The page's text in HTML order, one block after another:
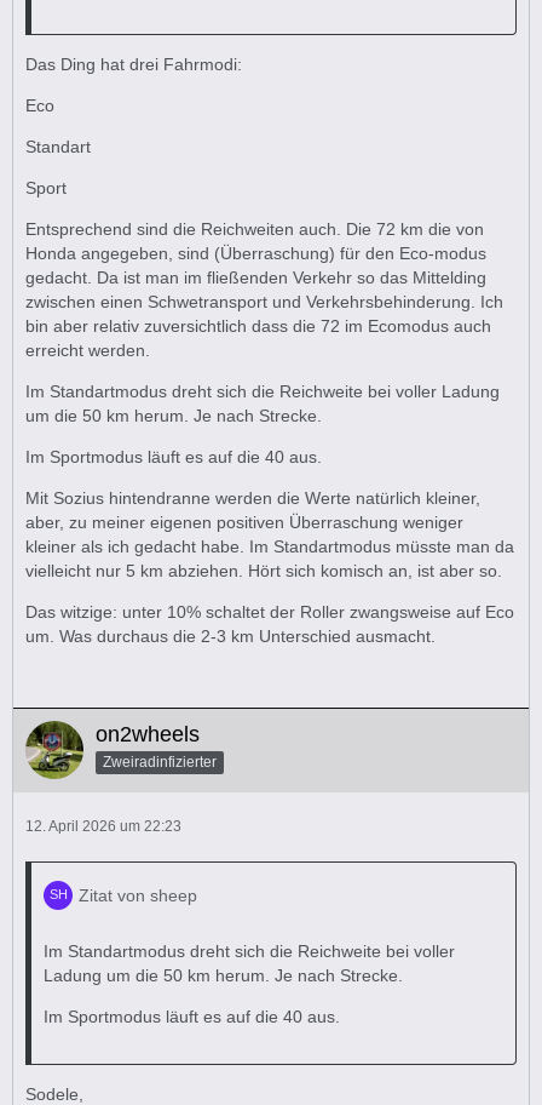
Das Ding hat drei Fahrmodi:
Eco
Standart
Sport
Entsprechend sind die Reichweiten auch. Die 72 km die von
Honda angegeben, sind (Überraschung) für den Eco-modus
gedacht. Da ist man im fließenden Verkehr so das Mittelding
zwischen einen Schwetransport und Verkehrsbehinderung. Ich
bin aber relativ zuversichtlich dass die 72 im Ecomodus auch
erreicht werden.
Im Standartmodus dreht sich die Reichweite bei voller Ladung
um die 50 km herum. Je nach Strecke.
Im Sportmodus läuft es auf die 40 aus.
Mit Sozius hintendranne werden die Werte natürlich kleiner,
aber, zu meiner eigenen positiven Überraschung weniger
kleiner als ich gedacht habe. Im Standartmodus müsste man da
vielleicht nur 5 km abziehen. Hört sich komisch an, ist aber so.
Das witzige: unter 10% schaltet der Roller zwangsweise auf Eco
um. Was durchaus die 2-3 km Unterschied ausmacht.
on2wheels
Zweiradinfizierter
12. April 2026 um 22:23
Zitat von sheep
Im Standartmodus dreht sich die Reichweite bei voller
Ladung um die 50 km herum. Je nach Strecke.
Im Sportmodus läuft es auf die 40 aus.
Sodele,